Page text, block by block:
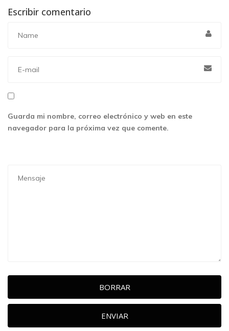
Escribir comentario
Guarda mi nombre, correo electrónico y web en este
navegador para la próxima vez que comente.
BORRAR
ENVIAR